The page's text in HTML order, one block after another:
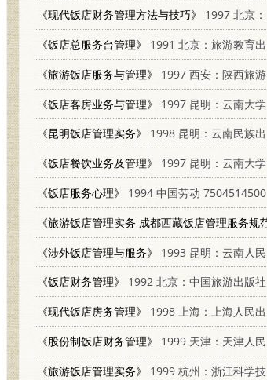
《现代饭店财务管理方法与技巧》
1997 北京：中国旅游出版社 7503214309
《饭店总服务台管理》
1991 北京：旅游教育出版社 7563701818
《旅游饭店服务与管理》
1997 西安：陕西旅游出版社 7541814601
《饭店客房业务与管理》
1997 昆明：云南大学出版社 7810258060
《昆明饭店管理实务》
1998 昆明：云南民族出版社 7536716524
《饭店餐饮业务及管理》
1997 昆明：云南大学出版社 7810258222
《饭店服务心理》
1994 中国劳动 7504514500
《涉外饭店管理与服务》
1993 昆明：云南人民出版社 722201215X
《饭店财务管理》
1992 北京：中国旅游出版社 7503206756
《现代饭店房务管理》
1998 上海：上海人民出版社 7208030227
《股份制饭店财务管理》
1999 天津：天津人民出版社 7201032895
《旅游饭店管理实务》
1999 杭州：浙江科学技术出版社 7534113296